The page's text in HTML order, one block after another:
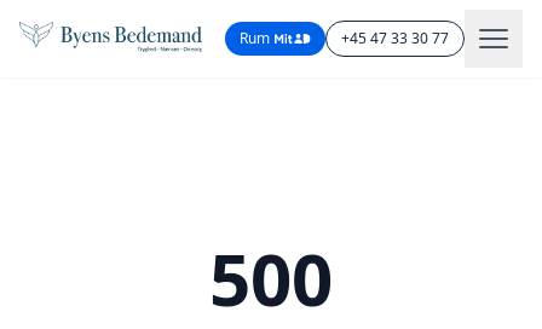
Rum +45 47 33 30 77
500